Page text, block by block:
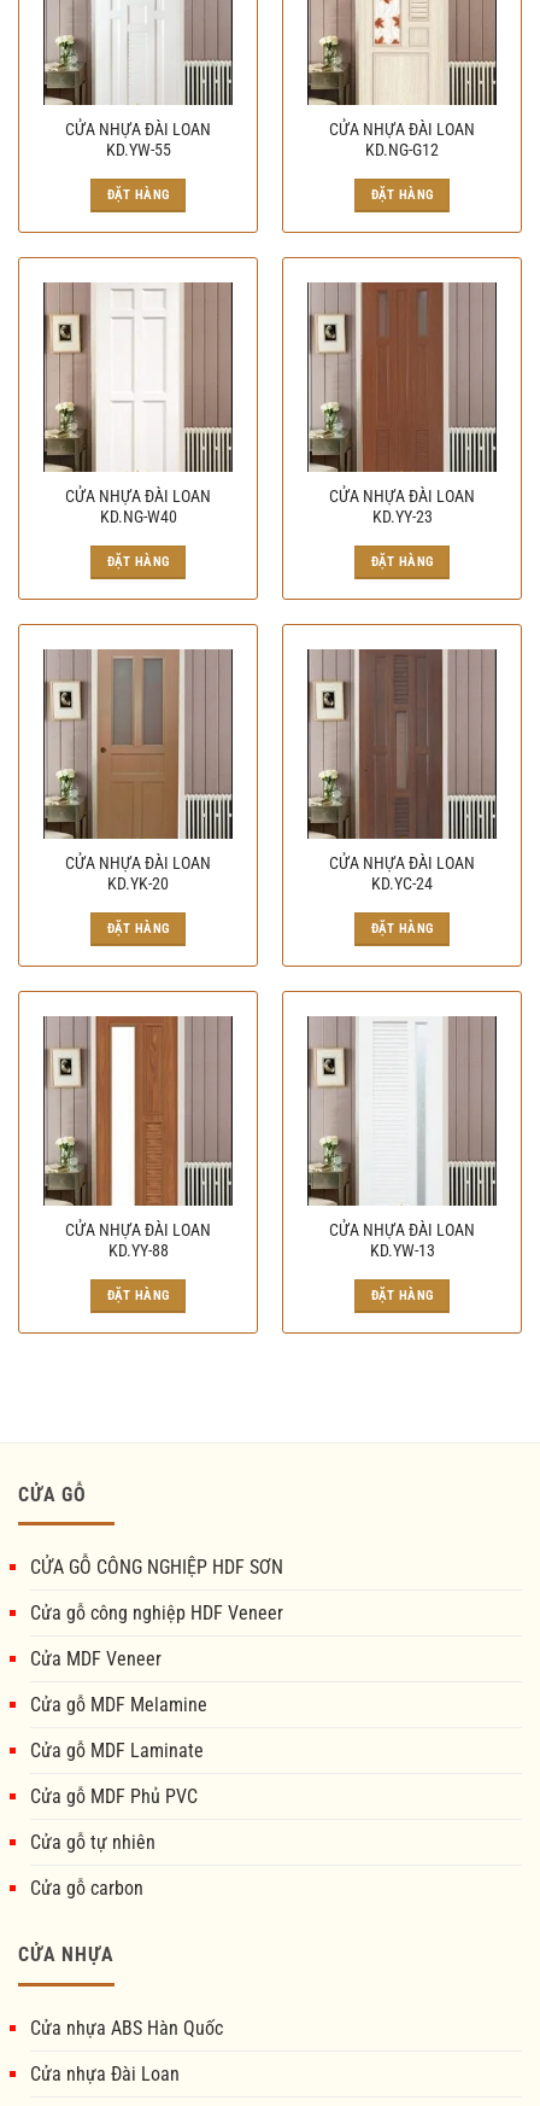
CỬA NHỰA ĐÀI LOAN
KD.YW-55
ĐẶT HÀNG
CỬA NHỰA ĐÀI LOAN
KD.NG-G12
ĐẶT HÀNG
CỬA NHỰA ĐÀI LOAN
KD.NG-W40
ĐẶT HÀNG
CỬA NHỰA ĐÀI LOAN
KD.YY-23
ĐẶT HÀNG
CỬA NHỰA ĐÀI LOAN
KD.YK-20
ĐẶT HÀNG
CỬA NHỰA ĐÀI LOAN
KD.YC-24
ĐẶT HÀNG
CỬA NHỰA ĐÀI LOAN
KD.YY-88
ĐẶT HÀNG
CỬA NHỰA ĐÀI LOAN
KD.YW-13
ĐẶT HÀNG
CỬA GỖ
CỬA GỖ CÔNG NGHIỆP HDF SƠN
Cửa gỗ công nghiệp HDF Veneer
Cửa MDF Veneer
Cửa gỗ MDF Melamine
Cửa gỗ MDF Laminate
Cửa gỗ MDF Phủ PVC
Cửa gỗ tự nhiên
Cửa gỗ carbon
CỬA NHỰA
Cửa nhựa ABS Hàn Quốc
Cửa nhựa Đài Loan